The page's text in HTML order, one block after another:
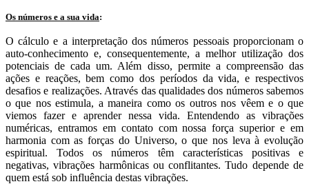
Os números e a sua vida:
O cálculo e a interpretação dos números pessoais proporcionam o
auto-conhecimento e, consequentemente, a melhor utilização dos
potenciais de cada um. Além disso, permite a compreensão das
ações e reações, bem como dos períodos da vida, e respectivos
desafios e realizações. Através das qualidades dos números sabemos
o que nos estimula, a maneira como os outros nos vêem e o que
viemos fazer e aprender nessa vida. Entendendo as vibrações
numéricas, entramos em contato com nossa força superior e em
harmonia com as forças do Universo, o que nos leva à evolução
espiritual. Todos os números têm características positivas e
negativas, vibrações harmônicas ou conflitantes. Tudo depende de
quem está sob influência destas vibrações.